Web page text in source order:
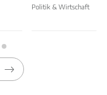
Politik & Wirtschaft